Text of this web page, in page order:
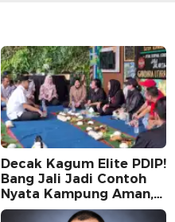
Decak Kagum Elite PDIP!
Bang Jali Jadi Contoh
Nyata Kampung Aman,
Bersih, dan Mandiri